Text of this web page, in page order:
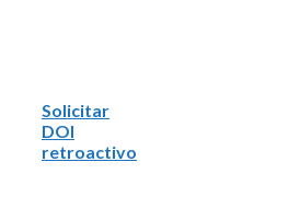
Solicitar
DOI
retroactivo